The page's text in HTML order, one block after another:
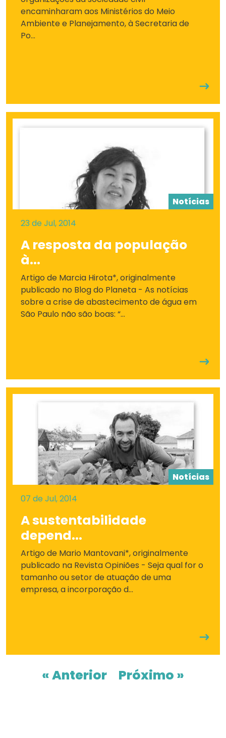
encaminharam aos Ministérios do Meio
Ambiente e Planejamento, à Secretaria de
Po...
Notícias
23 de Jul, 2014
A resposta da população
à...
Artigo de Marcia Hirota*, originalmente
publicado no Blog do Planeta - As notícias
sobre a crise de abastecimento de água em
São Paulo não são boas: “...
Notícias
07 de Jul, 2014
A sustentabilidade
depend...
Artigo de Mario Mantovani*, originalmente
publicado na Revista Opiniões - Seja qual for o
tamanho ou setor de atuação de uma
empresa, a incorporação d...
« Anterior Próximo »